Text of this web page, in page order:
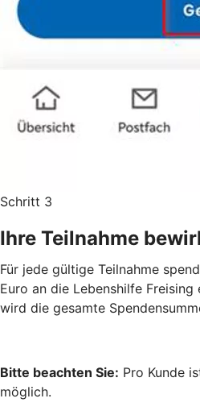
Schritt 3
Ihre Teilnahme
Für jede gültige Teilnahme
Euro an die Lebenshilfe Freising
wird die gesamte
Bitte beachten Sie: Pro Kunde
möglich.